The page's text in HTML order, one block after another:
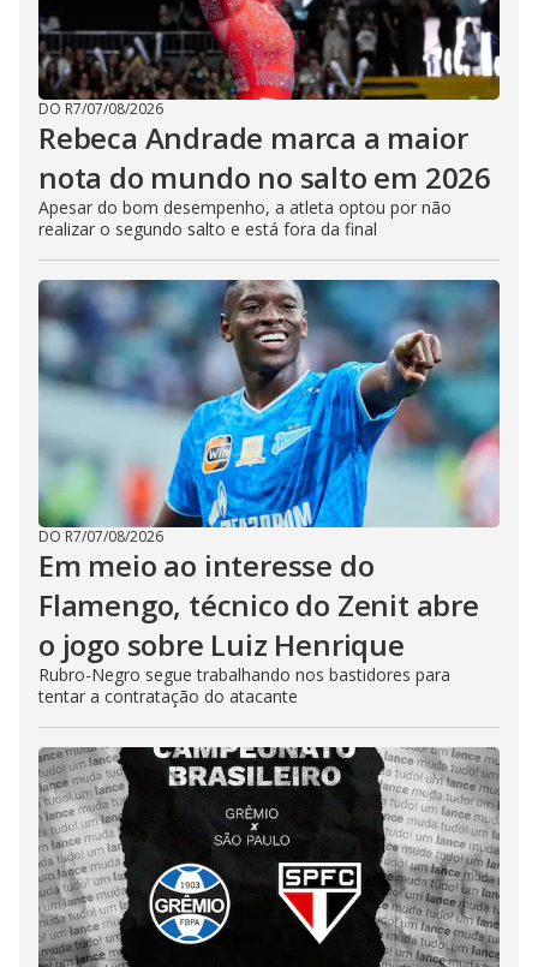
DO R7/07/08/2026
Rebeca Andrade marca a maior
nota do mundo no salto em 2026
Apesar do bom desempenho, a atleta optou por não
realizar o segundo salto e está fora da final
DO R7/07/08/2026
Em meio ao interesse do
Flamengo, técnico do Zenit abre
o jogo sobre Luiz Henrique
Rubro-Negro segue trabalhando nos bastidores para
tentar a contratação do atacante